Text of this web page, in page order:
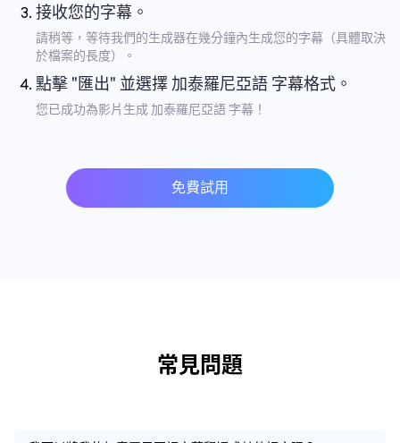
接收您的字幕。
請稍等，等待我們的生成器在幾分鐘內生成您的字幕（具體取決
於檔案的長度）。
點擊 "匯出" 並選擇 加泰羅尼亞語 字幕格式。
您已成功為影片生成 加泰羅尼亞語 字幕！
免費試用
常見問題